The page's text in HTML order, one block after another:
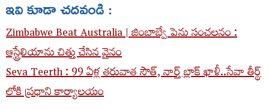
ఇవి కూడా చదవండి :
Zimbabwe Beat Australia | జింబాబ్వే పెను సంచలనం :
ఆస్ట్రేలియాను చిత్తు చేసిన వైనం
Seva Teerth : 99 ఏళ్ల తరువాత సౌత్, నార్త్ బ్లాక్ ఖాళీ..సేవా తీర్థ్
లోకి ప్రధాని కార్యాలయం